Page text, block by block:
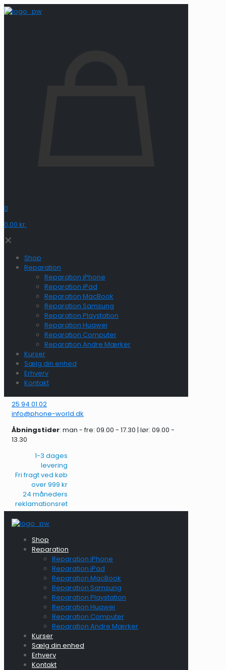
0
0,00 kr.
✕
Shop
Reparation
Reparation iPhone
Reparation iPad
Reparation MacBook
Reparation Samsung
Reparation Playstation
Reparation Huawei
Reparation Computer
Reparation Andre Mærker
Kurser
Sælg din enhed
Erhverv
Kontakt
25 94 01 02
info@phone-world.dk
Åbningstider: man - fre: 09.00 - 17.30 | lør: 09.00 -
13.30
1-3 dages
levering
Fri fragt ved køb
over 999 kr
24 måneders
reklamationsret
Shop
Reparation
Reparation iPhone
Reparation iPad
Reparation MacBook
Reparation Samsung
Reparation Playstation
Reparation Huawei
Reparation Computer
Reparation Andre Mærker
Kurser
Sælg din enhed
Erhverv
Kontakt